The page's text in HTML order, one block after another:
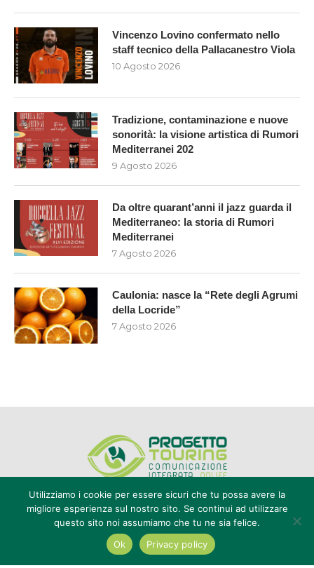
Vincenzo Lovino confermato nello
staff tecnico della Pallacanestro Viola
10 Agosto 2026
Tradizione, contaminazione e nuove
sonorità: la visione artistica di Rumori
Mediterranei 202
9 Agosto 2026
Da oltre quarant’anni il jazz guarda il
Mediterraneo: la storia di Rumori
Mediterranei
7 Agosto 2026
Caulonia: nasce la “Rete degli Agrumi
della Locride”
7 Agosto 2026
Editore Progetto Touring srl - iscrizione al ROC n°20616 - P.IVA e CF
02636800803 - Reg. Tribunale Reggio Calabria n° 04/1976 -
redazione@touring104.it
Utilizziamo i cookie per essere sicuri che tu possa avere la
migliore esperienza sul nostro sito. Se continui ad utilizzare
questo sito noi assumiamo che tu ne sia felice.
Ok
Privacy policy